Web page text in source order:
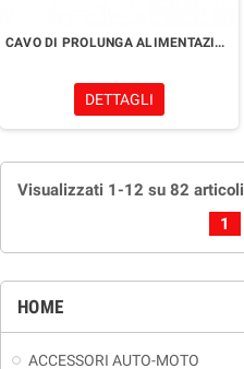
HOME
ACCESSORI AUTO-MOTO
CAVO DI PROLUNGA ALIMENTAZIONE ATX
DETTAGLI
Visualizzati 1-12 su 82 articoli
1